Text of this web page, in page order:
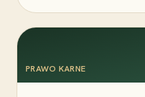
PRAWO KARNE